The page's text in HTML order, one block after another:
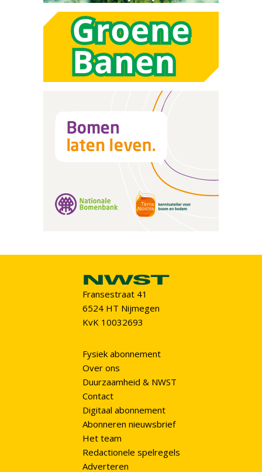
Fransestraat 41
6524 HT Nijmegen
KvK 10032693
Fysiek abonnement
Over ons
Duurzaamheid & NWST
Contact
Digitaal abonnement
Abonneren nieuwsbrief
Het team
Redactionele spelregels
Adverteren